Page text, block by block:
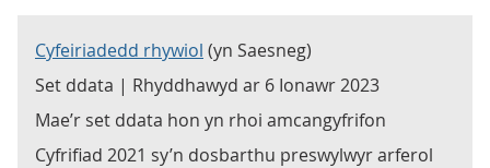
Cyfeiriadedd rhywiol (yn Saesneg)
Set ddata | Rhyddhawyd ar 6 Ionawr 2023
Mae’r set ddata hon yn rhoi amcangyfrifon
Cyfrifiad 2021 sy’n dosbarthu preswylwyr arferol